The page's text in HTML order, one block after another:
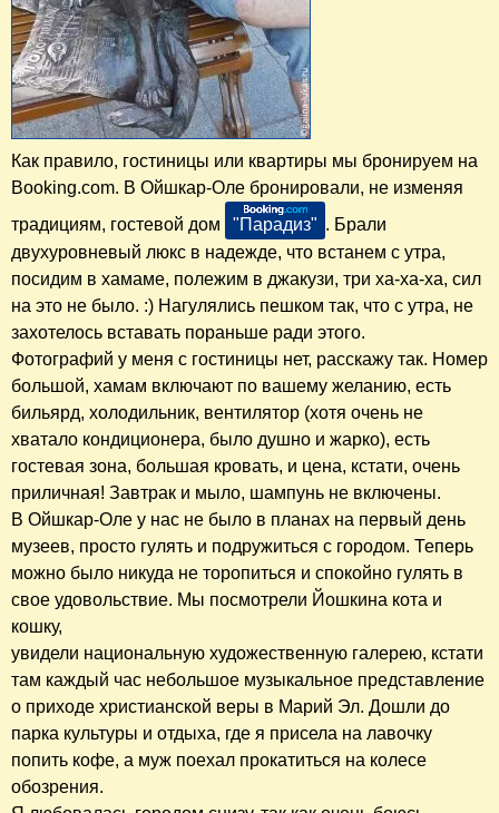
Как правило, гостиницы или квартиры мы бронируем на
Booking.com. В Ойшкар-Оле бронировали, не изменяя
традициям, гостевой дом
"Парадиз" . Брали
двухуровневый люкс в надежде, что встанем с утра,
посидим в хамаме, полежим в джакузи, три ха-ха-ха, сил
на это не было. :) Нагулялись пешком так, что с утра, не
захотелось вставать пораньше ради этого.
Фотографий у меня с гостиницы нет, расскажу так. Номер
большой, хамам включают по вашему желанию, есть
бильярд, холодильник, вентилятор (хотя очень не
хватало кондиционера, было душно и жарко), есть
гостевая зона, большая кровать, и цена, кстати, очень
приличная! Завтрак и мыло, шампунь не включены.
В Ойшкар-Оле у нас не было в планах на первый день
музеев, просто гулять и подружиться с городом. Теперь
можно было никуда не торопиться и спокойно гулять в
свое удовольствие. Мы посмотрели Йошкина кота и
кошку,
увидели национальную художественную галерею, кстати
там каждый час небольшое музыкальное представление
о приходе христианской веры в Марий Эл. Дошли до
парка культуры и отдыха, где я присела на лавочку
попить кофе, а муж поехал прокатиться на колесе
обозрения.